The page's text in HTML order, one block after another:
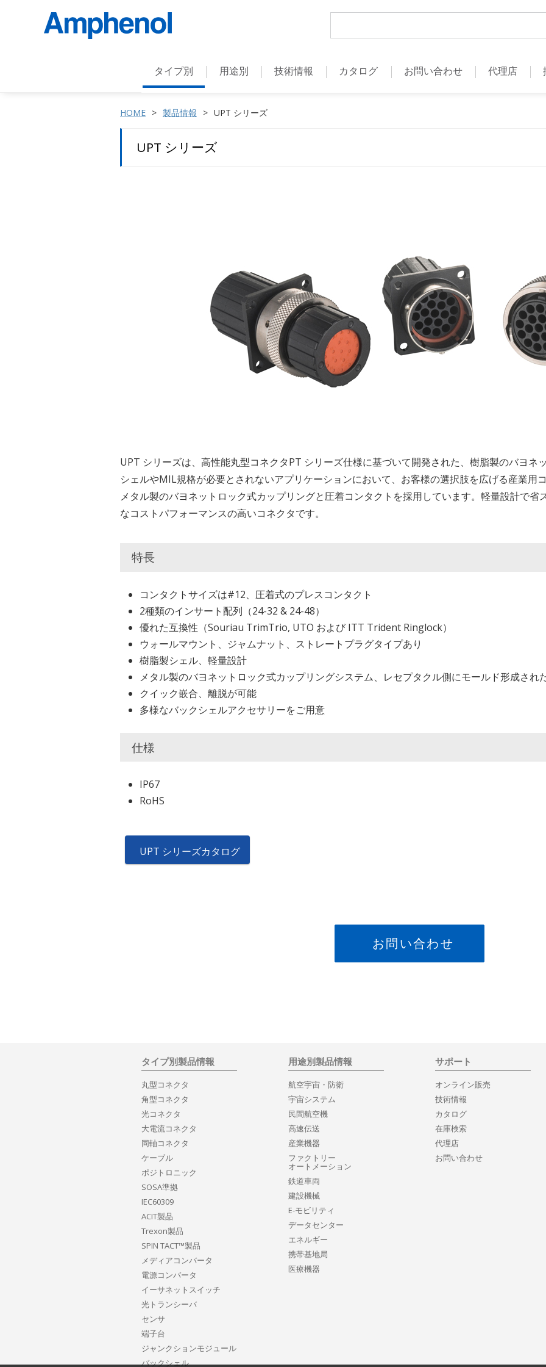
タイプ別 用途別 技術情報 カタログ お問い合わせ 代理店
HOME 製品情報 UPT シリーズ
UPT シリーズ
UPT シリーズは、高性能丸型コネクタPT シリーズ仕様に基づいて開発された、樹脂製のバヨネ
シェルやMIL規格が必要とされないアプリケーションにおいて、お客様の選択肢を広げる産業用
メタル製のバヨネットロック式カップリングと圧着コンタクトを採用しています。軽量設計で省
なコストパフォーマンスの高いコネクタです。
特長
コンタクトサイズは#12、圧着式のプレスコンタクト
2種類のインサート配列（24-32 & 24-48）
優れた互換性（Souriau TrimTrio, UTO および ITT Trident Ringlock）
ウォールマウント、ジャムナット、ストレートプラグタイプあり
樹脂製シェル、軽量設計
メタル製のバヨネットロック式カップリングシステム、レセプタクル側にモールド形成され
クイック嵌合、離脱が可能
多様なバックシェルアクセサリーをご用意
仕様
IP67
RoHS
UPT シリーズカタログ
お問い合わせ
タイプ別製品情報
丸型コネクタ
角型コネクタ
光コネクタ
大電流コネクタ
同軸コネクタ
ケーブル
ポジトロニック
SOSA準拠
IEC60309
ACIT製品
Trexon製品
SPIN TACT™製品
メディアコンバータ
電源コンバータ
イーサネットスイッチ
光トランシーバ
センサ
端子台
ジャンクションモジュール
バックシェル
用途別製品情報
航空宇宙・防衛
宇宙システム
民間航空機
高速伝送
産業機器
ファクトリー
オートメーション
鉄道車両
建設機械
E-モビリティ
データセンター
エネルギー
携帯基地局
医療機器
サポート
オンライン販売
技術情報
カタログ
在庫検索
代理店
お問い合わせ